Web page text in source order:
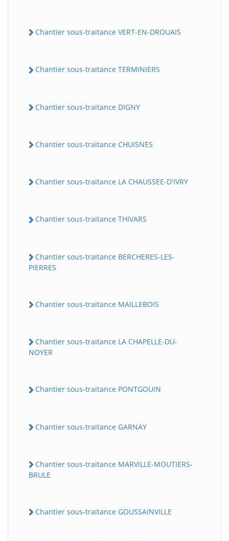
Chantier sous-traitance VERT-EN-DROUAIS
Chantier sous-traitance TERMINIERS
Chantier sous-traitance DIGNY
Chantier sous-traitance CHUISNES
Chantier sous-traitance LA CHAUSSEE-D'IVRY
Chantier sous-traitance THIVARS
Chantier sous-traitance BERCHERES-LES-
PIERRES
Chantier sous-traitance MAILLEBOIS
Chantier sous-traitance LA CHAPELLE-DU-
NOYER
Chantier sous-traitance PONTGOUIN
Chantier sous-traitance GARNAY
Chantier sous-traitance MARVILLE-MOUTIERS-
BRULE
Chantier sous-traitance GOUSSAINVILLE